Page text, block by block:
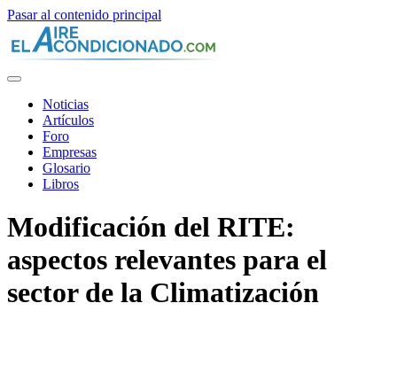
Pasar al contenido principal
Noticias
Artículos
Foro
Empresas
Glosario
Libros
Modificación del RITE:
aspectos relevantes para el
sector de la Climatización